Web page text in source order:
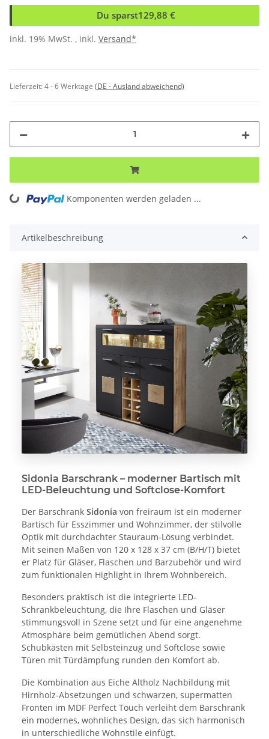
Du sparst129,88 €
inkl. 19% MwSt. , inkl. Versand*
Lieferzeit:4 - 6 Werktage (DE - Ausland abweichend)
Loading... Komponenten werden geladen ...
Artikelbeschreibung
Sidonia Barschrank – moderner Bartisch mit
LED-Beleuchtung und Softclose-Komfort
Der Barschrank Sidonia von freiraum ist ein moderner
Bartisch für Esszimmer und Wohnzimmer, der stilvolle
Optik mit durchdachter Stauraum-Lösung verbindet.
Mit seinen Maßen von 120 x 128 x 37 cm (B/H/T) bietet
er Platz für Gläser, Flaschen und Barzubehör und wird
zum funktionalen Highlight in Ihrem Wohnbereich.
Besonders praktisch ist die integrierte LED-
Schrankbeleuchtung, die Ihre Flaschen und Gläser
stimmungsvoll in Szene setzt und für eine angenehme
Atmosphäre beim gemütlichen Abend sorgt.
Schubkästen mit Selbsteinzug und Softclose sowie
Türen mit Türdämpfung runden den Komfort ab.
Die Kombination aus Eiche Altholz Nachbildung mit
Hirnholz-Absetzungen und schwarzen, supermatten
Fronten im MDF Perfect Touch verleiht dem Barschrank
ein modernes, wohnliches Design, das sich harmonisch
in unterschiedliche Wohnstile einfügt.